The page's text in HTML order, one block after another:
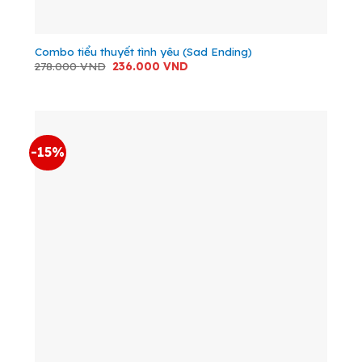
Combo tiểu thuyết tình yêu (Sad Ending)
278.000VND Giá
236.000 VNDGiá
-15%